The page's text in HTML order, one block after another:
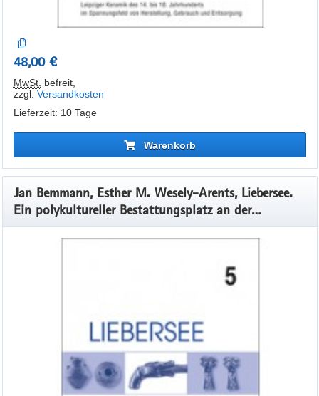
48,00 €
MwSt. befreit,
zzgl. Versandkosten
Lieferzeit: 10 Tage
Warenkorb
Jan Bemmann, Esther M. Wesely-Arents, Liebersee.
Ein polykultureller Bestattungsplatz an der
sächsischen Elbe, Band 5, Veröff. Band 48